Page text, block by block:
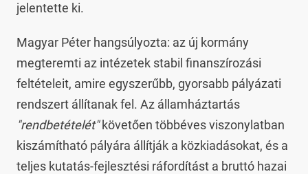
jelentette ki.
Magyar Péter hangsúlyozta: az új kormány
megteremti az intézetek stabil finanszírozási
feltételeit, amire egyszerűbb, gyorsabb pályázati
rendszert állítanak fel. Az államháztartás
"rendbetételét"követően többéves viszonylatban
kiszámítható pályára állítják a közkiadásokat, és a
teljes kutatás-fejlesztési ráfordítást a bruttó hazai